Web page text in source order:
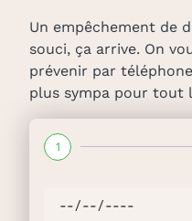
Un empêchement de
souci, ça arrive. On
prévenir par
plus sympa pour tout
1